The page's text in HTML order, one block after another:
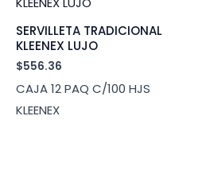
SERVILLETA TRADICIONAL
KLEENEX LUJO
$556.36
CAJA 12 PAQ C/100 HJS
KLEENEX